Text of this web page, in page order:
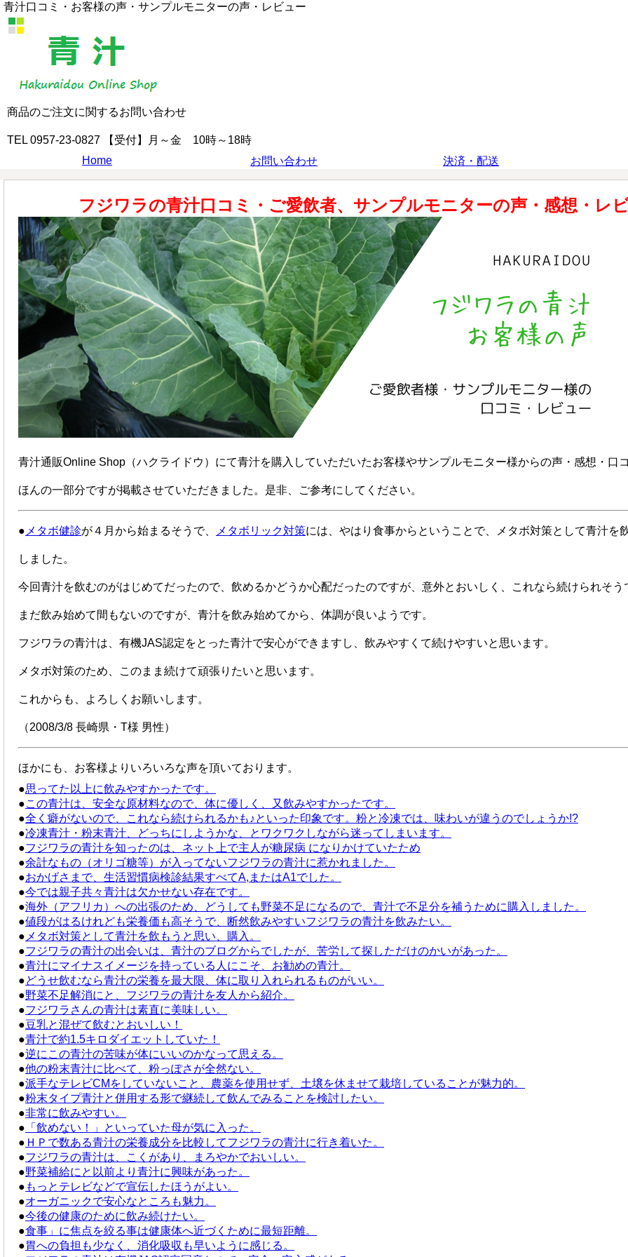
青汁口コミ・お客様の声・サンプルモニターの声・レビュー
商品のご注文に関するお問い合わせ
TEL 0957-23-0827 【受付】月～金 10時～18時
Home
お問い合わせ 決済・配送
フジワラの青汁口コミ・ご愛飲者、サンプルモニターの声・感想・レ
青汁通販Online Shop（ハクライドウ）にて青汁を購入していただいたお客様やサンプルモニター様からの声・感想・口
ほんの一部分ですが掲載させていただきました。是非、ご参考にしてください。
● メタボ健診が４月から始まるそうで、 メタボリック対策には、やはり食事からということで、メタボ対策として青汁を
しました。
今回青汁を飲むのがはじめてだったので、飲めるかどうか心配だったのですが、意外とおいしく、これなら続けられそう
まだ飲み始めて間もないのですが、青汁を飲み始めてから、体調が良いようです。
フジワラの青汁は、有機JAS認定をとった青汁で安心ができますし、飲みやすくて続けやすいと思います。
メタボ対策のため、このまま続けて頑張りたいと思います。
これからも、よろしくお願いします。
（2008/3/8 長崎県・T様 男性）
ほかにも、お客様よりいろいろな声を頂いております。
●思ってた以上に飲みやすかったです。
●この青汁は、安全な原材料なので、体に優しく、又飲みやすかったです。
●全く癖がないので、これなら続けられるかも♪といった印象です。粉と冷凍では、味わいが違うのでしょうか!?
●冷凍青汁・粉末青汁、どっちにしようかな、とワクワクしながら迷ってしまいます。
●フジワラの青汁を知ったのは、ネット上で主人が糖尿病 になりかけていたため
●余計なもの（オリゴ糖等）が入ってないフジワラの青汁に惹かれました。
●おかげさまで、生活習慣病検診結果すべてA,またはA1でした。
●今では親子共々青汁は欠かせない存在です。
●海外（アフリカ）への出張のため、どうしても野菜不足になるので、青汁で不足分を補うために購入しました。
●値段がはるけれども栄養価も高そうで、断然飲みやすいフジワラの青汁を飲みたい。
● メタボ対策として青汁を飲もうと思い、購入。
●フジワラの青汁の出会いは、青汁のブログからでしたが、苦労して探しただけのかいがあった。
●青汁にマイナスイメージを持っている人にこそ、お勧めの青汁。
●どうせ飲むなら青汁の栄養を最大限、体に取り入れられるものがいい。
●野菜不足解消にと、フジワラの青汁を友人から紹介。
●フジワラさんの青汁は素直に美味しい。
●豆乳と混ぜて飲むとおいしい！
●青汁で約1.5キロダイエットしていた！
●逆にこの青汁の苦味が体にいいのかなって思える。
●他の粉末青汁に比べて、粉っぽさが全然ない。
●派手なテレビCMをしていないこと、農薬を使用せず、土壌を休ませて栽培していることが魅力的。
●粉末タイプ青汁と併用する形で継続して飲んでみることを検討したい。
●非常に飲みやすい。
● 「飲めない！」といっていた母が気に入った。
● ＨＰで数ある青汁の栄養成分を比較してフジワラの青汁に行き着いた。
●フジワラの青汁は、こくがあり、まろやかでおいしい。
●野菜補給にと以前より青汁に興味があった。
● もっとテレビなどで宣伝したほうがよい。
●オーガニックで安心なところも魅力。
●今後の健康のために飲み続けたい。
●食事」に焦点を絞る事は健康体へ近づくために最短距離。
●胃への負担も少なく、消化吸収も早いように感じる。